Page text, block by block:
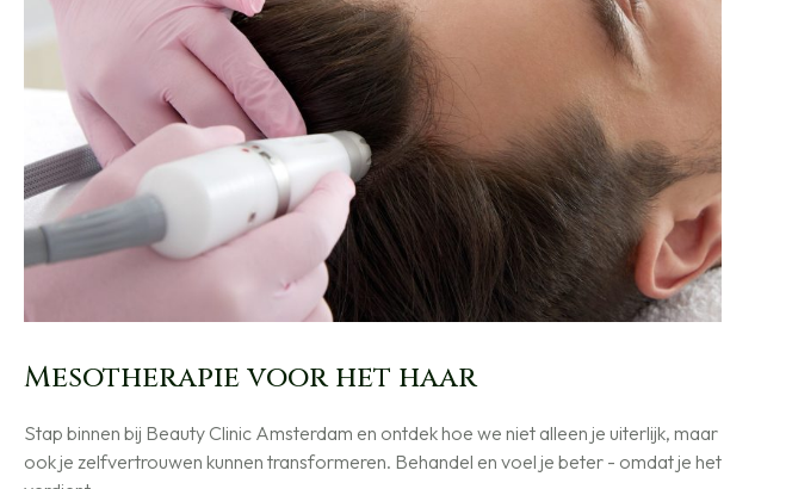
Mesotherapie voor het haar
Stap binnen bij Beauty Clinic Amsterdam en ontdek hoe we niet alleen je uiterlijk, maar
ook je zelfvertrouwen kunnen transformeren. Behandel en voel je beter - omdat je het